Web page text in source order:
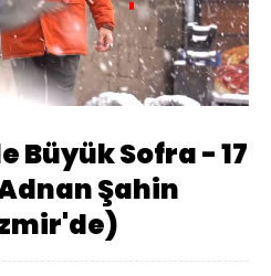
Oynatma
Hızı
Büyük Sofra - 17
Şahin